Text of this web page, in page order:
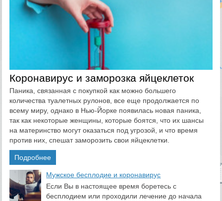
Коронавирус и заморозка яйцеклеток
Паника, связанная с покупкой как можно большего
количества туалетных рулонов, все еще продолжается по
всему миру, однако в Нью-Йорке появилась новая паника,
так как некоторые женщины, которые боятся, что их шансы
на материнство могут оказаться под угрозой, и что время
против них, спешат заморозить свои яйцеклетки.
Подробнее
​Мужское бесплодие и коронавирус
Если Вы в настоящее время боретесь с
бесплодием или проходили лечение до начала